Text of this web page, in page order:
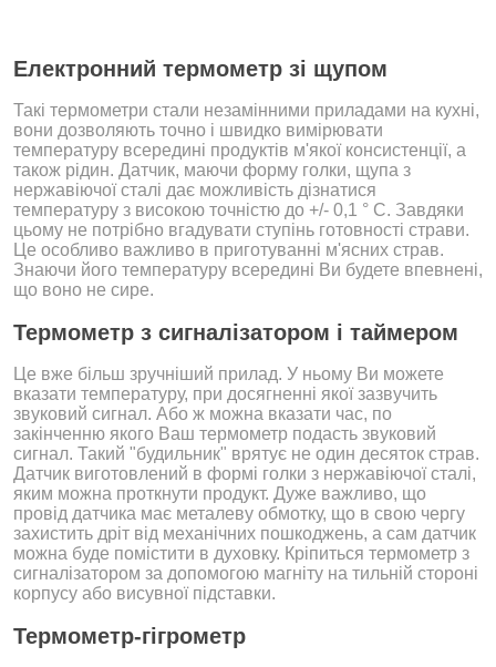
Електронний термометр зі щупом
Такі термометри стали незамінними приладами на кухні,
вони дозволяють точно і швидко вимірювати
температуру всередині продуктів м'якої консистенції, а
також рідин. Датчик, маючи форму голки, щупа з
нержавіючої сталі дає можливість дізнатися
температуру з високою точністю до +/- 0,1 ° C. Завдяки
цьому не потрібно вгадувати ступінь готовності страви.
Це особливо важливо в приготуванні м'ясних страв.
Знаючи його температуру всередині Ви будете впевнені,
що воно не сире.
Термометр з сигналізатором і таймером
Це вже більш зручніший прилад. У ньому Ви можете
вказати температуру, при досягненні якої зазвучить
звуковий сигнал. Або ж можна вказати час, по
закінченню якого Ваш термометр подасть звуковий
сигнал. Такий "будильник" врятує не один десяток страв.
Датчик виготовлений в формі голки з нержавіючої сталі,
яким можна проткнути продукт. Дуже важливо, що
провід датчика має металеву обмотку, що в свою чергу
захистить дріт від механічних пошкоджень, а сам датчик
можна буде помістити в духовку. Кріпиться термометр з
сигналізатором за допомогою магніту на тильній стороні
корпусу або висувної підставки.
Термометр-гігрометр